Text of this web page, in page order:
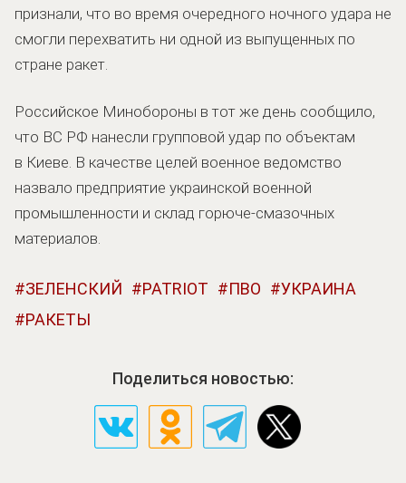
признали, что во время очередного ночного удара не
смогли перехватить ни одной из выпущенных по
стране ракет.
Российское Минобороны в тот же день сообщило,
что ВС РФ нанесли групповой удар по объектам
в Киеве. В качестве целей военное ведомство
назвало предприятие украинской военной
промышленности и склад горюче-смазочных
материалов.
ЗЕЛЕНСКИЙ PATRIOT ПВО
УКРАИНА
РАКЕТЫ
Поделиться новостью: